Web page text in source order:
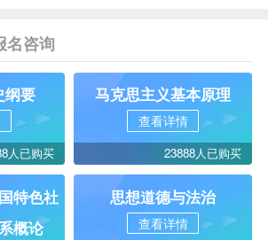
名咨询
纲要
人已购买
马克思主义基本原理
查看详情
23888人已购买
特色社
概论
思想道德与法治
查看详情